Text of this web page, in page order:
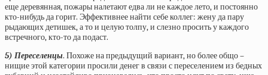
еще деревянная, пожары налетают едва ли не каждое лето, и постоянно
кто-нибудь да горит. Эффективнее найти себе коллег: жену да пару
рыдающих детишек, а то и целую толпу, и слезно просить у каждого
встречного, кто-то да подаст.
5) Переселенцы. Похоже на предыдущий вариант, но более общо –
нищие этой категории просили денег в связи с переселением из бедных